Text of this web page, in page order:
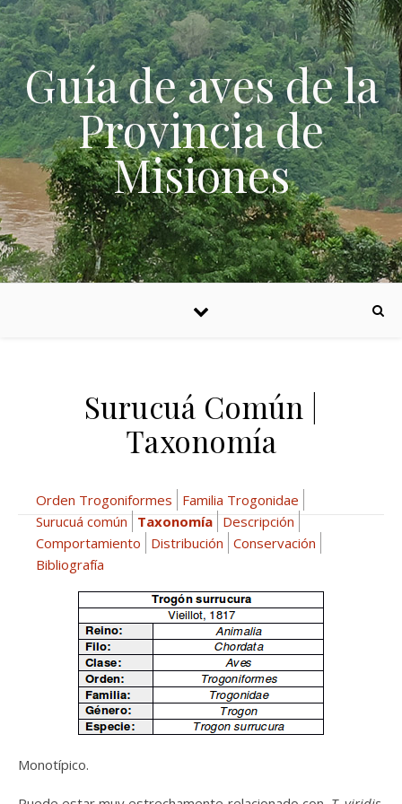
Skip to content
Guía de aves de la
Provincia de
Misiones
Surucuá Común |
Taxonomía
Orden Trogoniformes
Familia Trogonidae
Surucuá común
Taxonomía
Descripción
Comportamiento
Distribución Conservación
Bibliografía
Monotípico.